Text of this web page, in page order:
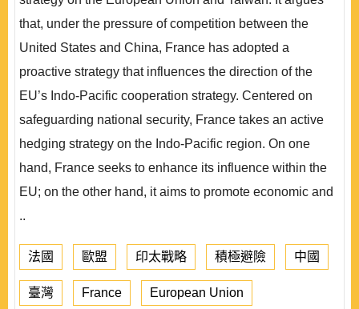
that, under the pressure of competition between the
United States and China, France has adopted a
proactive strategy that influences the direction of the
EU’s Indo-Pacific cooperation strategy. Centered on
safeguarding national security, France takes an active
hedging strategy on the Indo-Pacific region. On one
hand, France seeks to enhance its influence within the
EU; on the other hand, it aims to promote economic and
..
法國 歐盟 印太戰略 積極避險 中國
臺灣 France European Union